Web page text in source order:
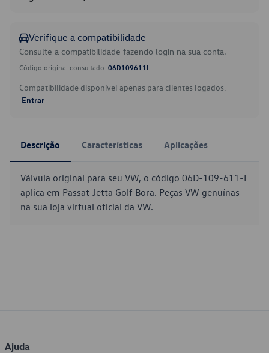
Verifique a compatibilidade
Consulte a compatibilidade fazendo login na sua conta.
Código original consultado: 06D109611L
Compatibilidade disponível apenas para clientes logados.
Entrar
Descrição Características Aplicações
Válvula original para seu VW, o código 06D-109-611-L
aplica em Passat Jetta Golf Bora. Peças VW genuínas
na sua loja virtual oficial da VW.
Ajuda